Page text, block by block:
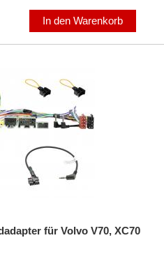
In den Warenkorb
für Volvo V70, XC70